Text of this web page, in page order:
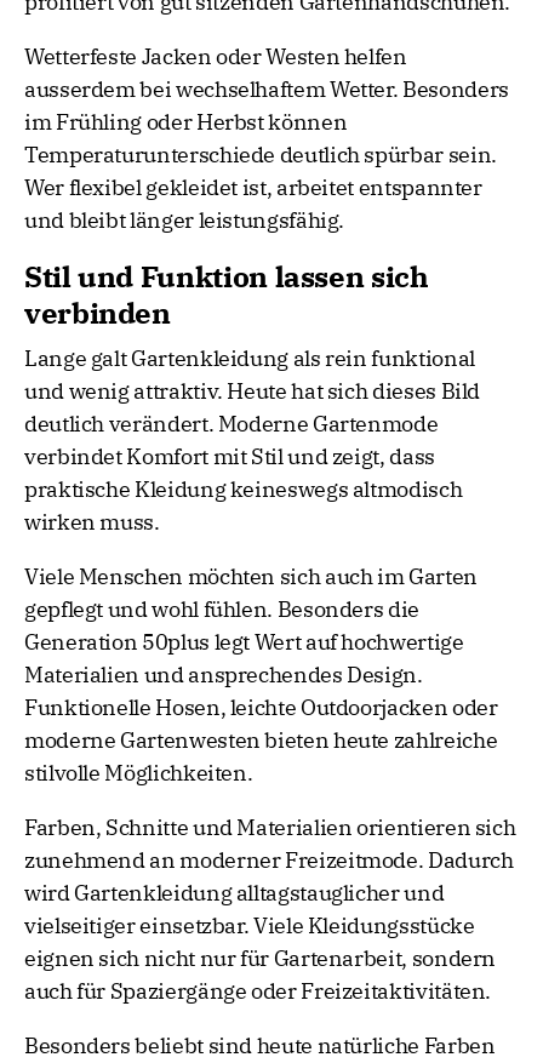
Wetterfeste Jacken oder Westen helfen
ausserdem bei wechselhaftem Wetter. Besonders
im Frühling oder Herbst können
Temperaturunterschiede deutlich spürbar sein.
Wer flexibel gekleidet ist, arbeitet entspannter
und bleibt länger leistungsfähig.
Stil und Funktion lassen sich
verbinden
Lange galt Gartenkleidung als rein funktional
und wenig attraktiv. Heute hat sich dieses Bild
deutlich verändert. Moderne Gartenmode
verbindet Komfort mit Stil und zeigt, dass
praktische Kleidung keineswegs altmodisch
wirken muss.
Viele Menschen möchten sich auch im Garten
gepflegt und wohl fühlen. Besonders die
Generation 50plus legt Wert auf hochwertige
Materialien und ansprechendes Design.
Funktionelle Hosen, leichte Outdoorjacken oder
moderne Gartenwesten bieten heute zahlreiche
stilvolle Möglichkeiten.
Farben, Schnitte und Materialien orientieren sich
zunehmend an moderner Freizeitmode. Dadurch
wird Gartenkleidung alltagstauglicher und
vielseitiger einsetzbar. Viele Kleidungsstücke
eignen sich nicht nur für Gartenarbeit, sondern
auch für Spaziergänge oder Freizeitaktivitäten.
Besonders beliebt sind heute natürliche Farben